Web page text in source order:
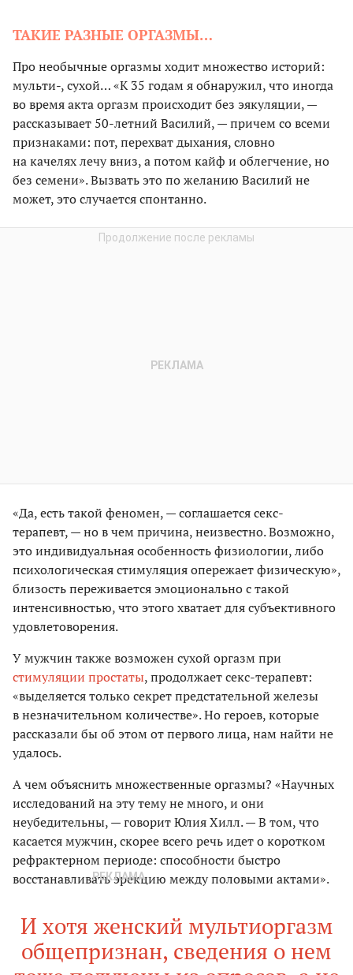
ТАКИЕ РАЗНЫЕ ОРГАЗМЫ…
Про необычные оргазмы ходит множество историй:
мульти-, сухой… «К 35 годам я обнаружил, что иногда
во время акта оргазм происходит без эякуляции, —
рассказывает 50-летний Василий, — причем со всеми
признаками: пот, перехват дыхания, словно
на качелях лечу вниз, а потом кайф и облегчение, но
без семени». Вызвать это по желанию Василий не
может, это случается спонтанно.
«Да, есть такой феномен, — соглашается секс-
терапевт, — но в чем причина, неизвестно. Возможно,
это индивидуальная особенность физиологии, либо
психологическая стимуляция опережает физическую»,
близость переживается эмоционально с такой
интенсивностью, что этого хватает для субъективного
удовлетоворения.
У мужчин также возможен сухой оргазм при
стимуляции простаты, продолжает секс-терапевт:
«выделяется только секрет предстательной железы
в незначительном количестве». Но героев, которые
рассказали бы об этом от первого лица, нам найти не
удалось.
А чем объяснить множественные оргазмы? «Научных
исследований на эту тему не много, и они
неубедительны, — говорит Юлия Хилл. — В том, что
касается мужчин, скорее всего речь идет о коротком
рефрактерном периоде: способности быстро
восстанавливать эрекцию между половыми актами».
И хотя женский мультиоргазм
общепризнан, сведения о нем